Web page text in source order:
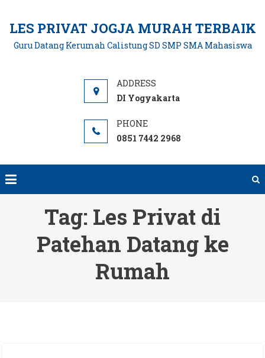
content
LES PRIVAT JOGJA MURAH TERBAIK
Guru Datang Kerumah Calistung SD SMP SMA Mahasiswa
DI Yogyakarta
0851 7442 2968
Tag: Les Privat di
Patehan Datang ke
Rumah